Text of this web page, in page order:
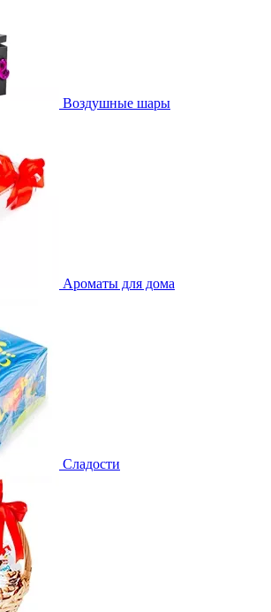
Воздушные шары
Ароматы для дома
Сладости